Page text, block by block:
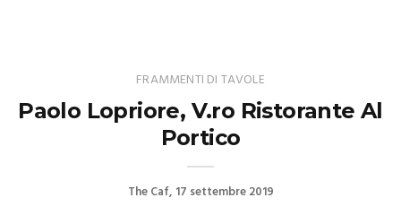
FRAMMENTI DI TAVOLE
Paolo Lopriore, V.ro Ristorante Al
Portico
The Caf 17 settembre 2019